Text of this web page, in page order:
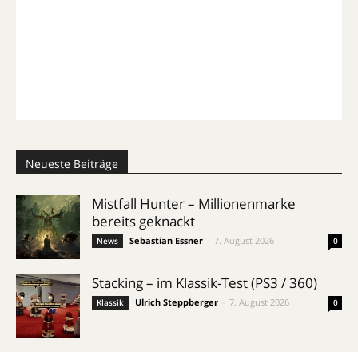
Neueste Beiträge
Mistfall Hunter – Millionenmarke
bereits geknackt
News Sebastian Essner 7. August 2026 0
Stacking – im Klassik-Test (PS3 / 360)
Klassik Ulrich Steppberger 7. August 2026 0